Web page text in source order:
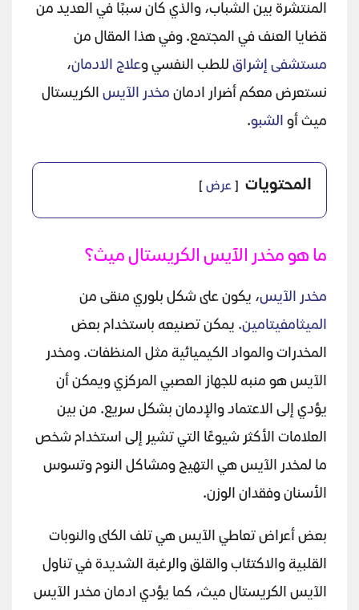
المنتشرة بين الشباب، والذي كان سببًا في العديد من
قضايا العنف في المجتمع. وفي هذا المقال من
مستشفى إشراق للطب النفسي وعلاج الادمان،
نستعرض معكم أضرار ادمان مخدر الآيس الكريستال
ميث أو الشبو.
المحتويات عرض
ما هو مخدر الآيس الكريستال ميث؟
مخدر الآيس، يكون على شكل بلوري منقى من
الميثامفيتامين. يمكن تصنيعه باستخدام بعض
المخدرات والمواد الكيميائية مثل المنظفات. ومخدر
الآيس هو منبه للجهاز العصبي المركزي ويمكن أن
يؤدي إلى الاعتماد والإدمان بشكل سريع. من بين
العلامات الأكثر شيوعًا التي تشير إلى استخدام شخص
ما لمخدر الآيس هي التهيج ومشاكل النوم وتسوس
الأسنان وفقدان الوزن.
بعض أعراض تعاطي الآيس هي تلف الكلى والنوبات
القلبية والاكتئاب والقلق والرغبة الشديدة في تناول
الآيس الكريستال ميث، كما يؤدي ادمان مخدر الآيس